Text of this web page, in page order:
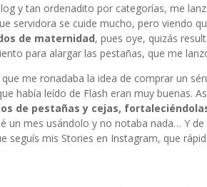
y tan ordenadito por categorías, me
servidora se cuide mucho, pero viendo
de maternidad, pues oye, quizás
para alargar las pestañas, que me
me ronadaba la idea de comprar un
había leído de Flash eran muy buenas.
de pestañas y cejas,
un mes usándolo y no notaba nada… Y
seguís mis Stories en Instagram, que